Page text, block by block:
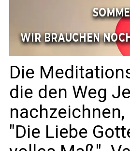
Die
die den Weg
"Die Liebe